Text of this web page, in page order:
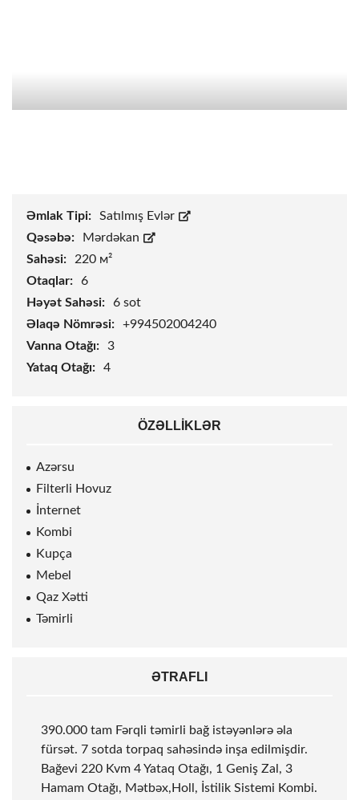
Əmlak Tipi:
Satılmış Evlər
Qəsəbə:
Mərdəkan
Sahəsi:
220 м²
Otaqlar:
6
Həyət Sahəsi:
6 sot
Əlaqə Nömrəsi:
+994502004240
Vanna Otağı:
3
Yataq Otağı:
4
ÖZƏLLIKLƏR
Azərsu
Filterli Hovuz
İnternet
Kombi
Kupça
Mebel
Qaz Xətti
Təmirli
ƏTRAFLI
390.000 tam Fərqli təmirli bağ istəyənlərə əla
fürsət. 7 sotda torpaq sahəsində inşa edilmişdir.
Bağevi 220 Kvm 4 Yataq Otağı, 1 Geniş Zal, 3
Hamam Otağı, Mətbəx,Holl, İstilik Sistemi Kombi.